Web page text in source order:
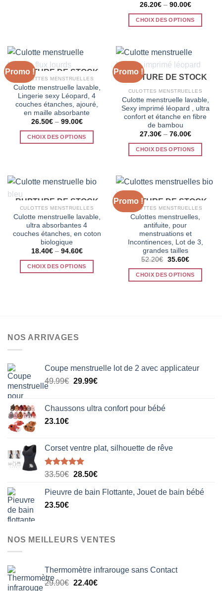
la
page
du
produit
26.20€– 90.00€
CHOIX DES OPTIONS
a
plusieurs
variations.
options
peuvent
être
choisies
sur
la
page
Promo !
RUPTURE DE STOCK
CULOTTES MENSTRUELLES
Culotte menstruelle lavable,
Lingerie sexy Léopard, 4
couches étanches, ajouré,
en maille absorbante
26.50€– 99.00€
CHOIX DES OPTIONS
plusieurs
Les
options
peuvent
être
choisies
sur
la
page
Promo !
RUPTURE DE STOCK
CULOTTES MENSTRUELLES
Culotte menstruelle lavable,
Sexy imprimé léopard , ultra
confort et étanche en fibre
de bambou
27.30€– 76.00€
CHOIX DES OPTIONS
a
variations.
Les
options
peuvent
être
choisies
la
RUPTURE DE STOCK
CULOTTES MENSTRUELLES
Culotte menstruelle lavable,
ultra absorbantes 4
couches étanches, en coton
biologique
18.40€– 94.60€
CHOIX DES OPTIONS
options
choisies
sur
du
produit
Promo !
RUPTURE DE STOCK
CULOTTES MENSTRUELLES
Culottes menstruelles,
antifuite, pour
menstruations et
Incontinences, Lot de 3,
grandes tailles
52.20€ Le
initial
était :
35.60€Le
actuel
est :
CHOIX DES OPTIONS
être
page
NOS ARRIVAGES
Coupe menstruelle lot de 2 avec applicateur
49.99€ Le
était :
29.99€Le
est :
Chaussons ultra confort pour bébé
23.10€
Corset ventre plat, silhouette de rêve
Note5.00
33.50€ Le
initial
28.50€Le
actuel
Pieuvre de bain Flottante, Jouet de bain bébé
23.50€
NOS MEILLEURS VENTES
Thermomètre infrarouge sans Contact
29.90€ Le
22.40€Le